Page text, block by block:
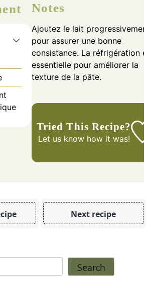
Notes
Ajoutez le lait progressivement
pour assurer une bonne
consistance. La réfrigération
essentielle pour améliorer la
texture de la pâte.
Tried This Recipe?
Let us knowhow it was!
Next recipe
Search